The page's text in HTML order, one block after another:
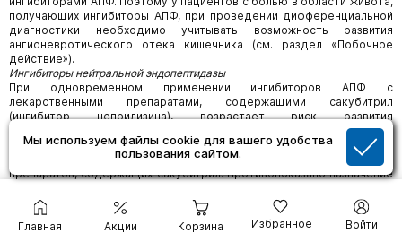
Мы используем файлы cookie для вашего удобства
пользования сайтом.
Главная Акции Корзина Избранное Войти
получающих ингибиторы АПФ, при проведении дифференциальной
диагностики необходимо учитывать возможность развития
ангионевротического отека кишечника (см. раздел «Побочное
действие»).
Ингибиторы нейтральной эндопептидазы
При одновременном применении ингибиторов АПФ с
лекарственными препаратами, содержащими сакубитрил
(ингибитор неприлизина), возрастает риск развития
ангионевротического отека, в связи с чем одновременное
применение указанных препаратов противопоказано. Ингибиторы
АПФ следует назначать не ранее, чем через 36 часов после отмены
препаратов, содержащих сакубитрил. Противопоказано назначение
ингибиторы АПФ, а также в течение 36 часов после отмены
ингибиторов АПФ.
Тканевые активаторы плазминогена